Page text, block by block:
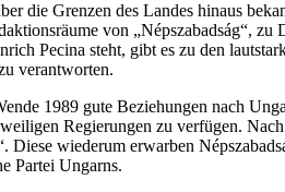
die Grenzen des Landes hinaus
von „Népszabadság“, zu
Pecina steht, gibt es zu den
verantworten.
1989 gute Beziehungen nach
Regierungen zu verfügen.
wiederum erwarben
Partei Ungarns.